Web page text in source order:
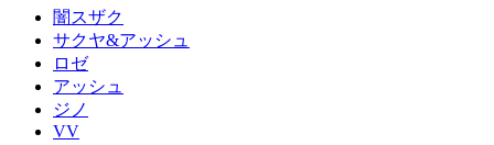
闇スザク
サクヤ&アッシュ
ロゼ
アッシュ
ジノ
VV